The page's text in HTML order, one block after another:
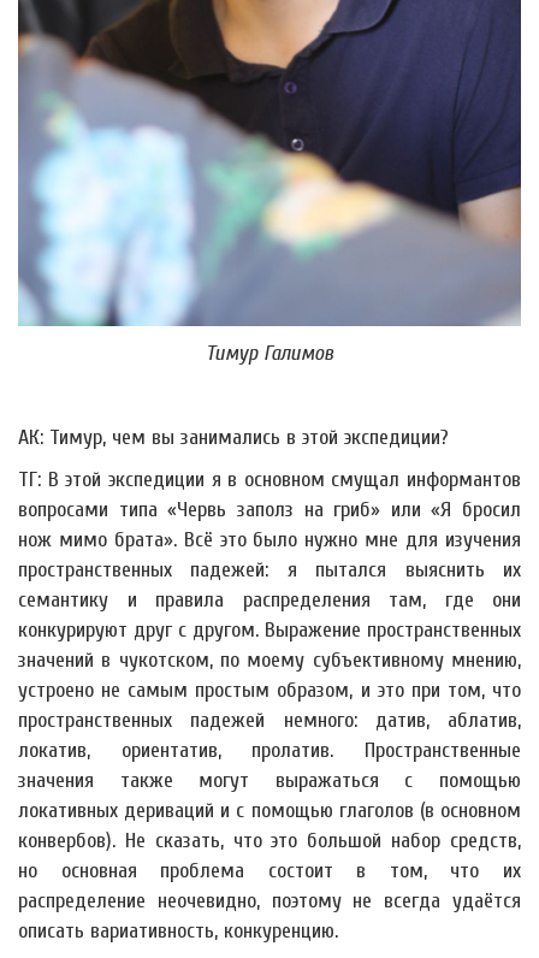
Тимур Галимов
АК: Тимур, чем вы занимались в этой экспедиции?
ТГ: В этой экспедиции я в основном смущал информантов
вопросами типа «Червь заполз на гриб» или «Я бросил
нож мимо брата». Всё это было нужно мне для изучения
пространственных падежей: я пытался выяснить их
семантику и правила распределения там, где они
конкурируют друг с другом. Выражение пространственных
значений в чукотском, по моему субъективному мнению,
устроено не самым простым образом, и это при том, что
пространственных падежей немного: датив, аблатив,
локатив, ориентатив, пролатив. Пространственные
значения также могут выражаться с помощью
локативных дериваций и с помощью глаголов (в основном
конвербов). Не сказать, что это большой набор средств,
но основная проблема состоит в том, что их
распределение неочевидно, поэтому не всегда удаётся
описать вариативность, конкуренцию.